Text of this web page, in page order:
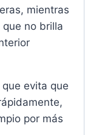
mientras
no brilla
evita que
por más